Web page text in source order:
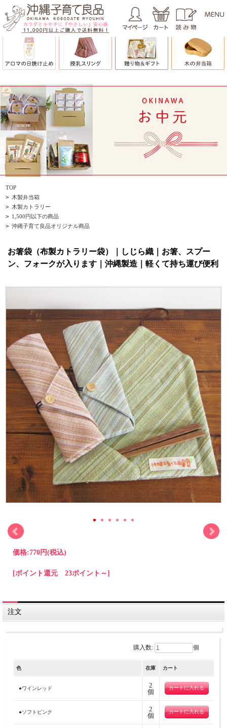
TOP
> 木製弁当箱
> 木製カトラリー
> 1,500円以下の商品
> 沖縄子育て良品オリジナル商品
お箸袋（布製カトラリー袋）｜しじら織｜お箸、スプー
ン、フォークが入ります｜沖縄製造｜軽くて持ち運び便利
価格:770円(税込)
[ポイント還元 23ポイント～]
注文
購入数: 個
色 在庫 カート
●ワインレッド
2
個
●ソフトピンク
2
個